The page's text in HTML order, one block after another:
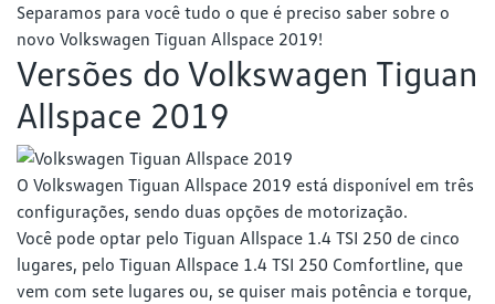
Separamos para você tudo o que é preciso saber sobre o
novo Volkswagen Tiguan Allspace 2019!
Versões do Volkswagen Tiguan
Allspace 2019
O Volkswagen Tiguan Allspace 2019 está disponível em três
configurações, sendo duas opções de motorização.
Você pode optar pelo Tiguan Allspace 1.4 TSI 250 de cinco
lugares, pelo Tiguan Allspace 1.4 TSI 250 Comfortline, que
vem com sete lugares ou, se quiser mais potência e torque,